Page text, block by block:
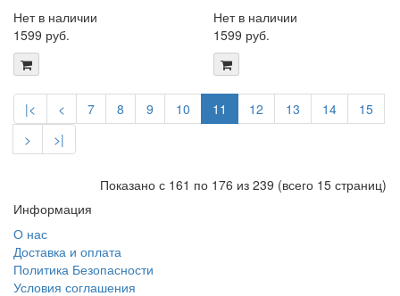
Нет в наличии
1599 руб.
Нет в наличии
1599 руб.
|< < 7 8 9 10 11 12 13 14
15
>
>|
Показано с 161 по 176 из 239 (всего 15 страниц)
Информация
О нас
Доставка и оплата
Политика Безопасности
Условия соглашения